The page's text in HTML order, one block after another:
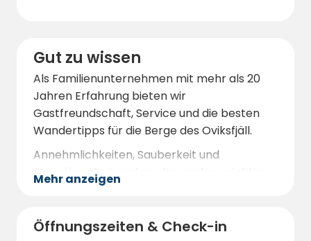
Ruhe der Umgebung auf sich wirken lassen.
Weitere Tourenbeschreibungen, auch für
Moutainbiketouren, sind vor Ort erhältlich.
Für Angelfreunde gibt es in den Seen und
Bächen der Region zahlreiche Möglichkeiten,
Forellen, Saiblinge, Hechte und Äschen zu
Gut zu wissen
Als Familienunternehmen mit mehr als 20
Jahren Erfahrung bieten wir
Gastfreundschaft, Service und die besten
Wandertipps für die Berge des Oviksfjäll.
Annehmlichkeiten, Sauberkeit und
Zuverlässigkeit sind uns besonders wichtig.
Gerne beantworten wir weitere Fragen und
Mehr anzeigen
Öffnungszeiten & Check-in